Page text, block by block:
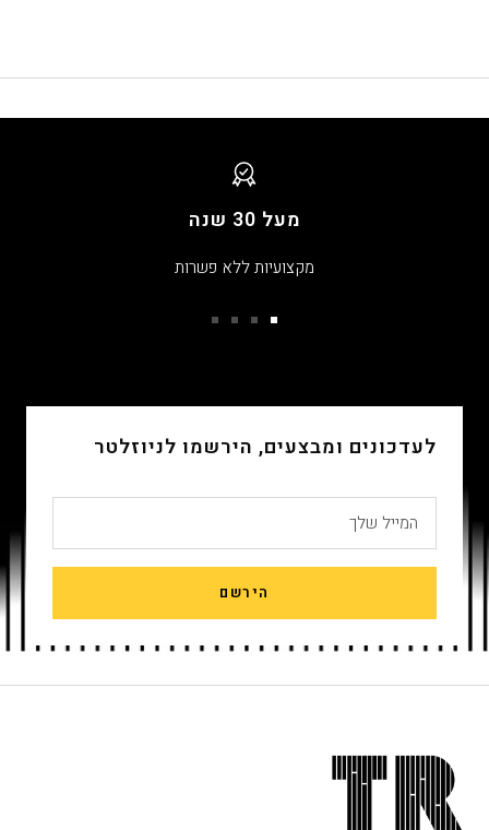
מעל 30 שנה
מקצועיות ללא פשרות
לעדכונים ומבצעים, הירשמו לניוזלטר
המייל שלך
הירשם
האתר,
באפשרותך